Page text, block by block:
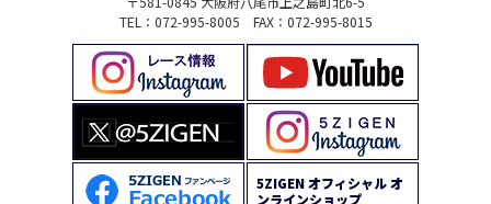
TEL：072-995-8005 FAX：072-995-8015
5ZIGEN オフィシャル オ
ンラインショップ